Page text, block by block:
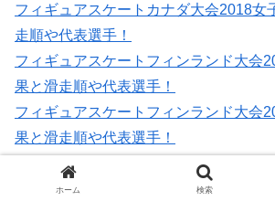
フィギュアスケートカナダ大会2018女
走順や代表選手！
フィギュアスケートフィンランド大会
果と滑走順や代表選手！
フィギュアスケートフィンランド大会
果と滑走順や代表選手！
フィギュアスケートNHK杯2018男子！
や代表選手！
ホーム 検索